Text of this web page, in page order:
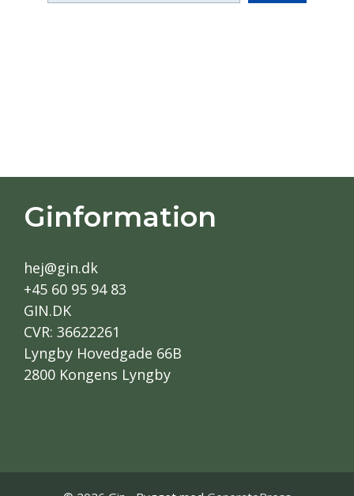
Ginformation
hej@gin.dk
+45 60 95 94 83
GIN.DK
CVR: 36622261
Lyngby Hovedgade 66B
2800 Kongens Lyngby